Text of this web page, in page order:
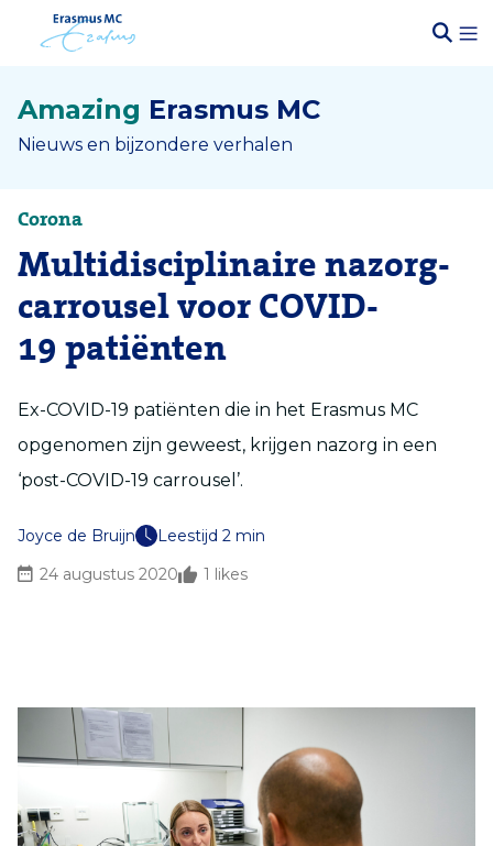
Amazing Erasmus MC
Nieuws en bijzondere verhalen
Corona
Multidisciplinaire nazorg-
carrousel voor COVID-
19 patiënten
Ex-COVID-19 patiënten die in het Erasmus MC
opgenomen zijn geweest, krijgen nazorg in een
‘post-COVID-19 carrousel’.
Joyce de Bruijn
Leestijd 2 min
24 augustus 2020
1 likes